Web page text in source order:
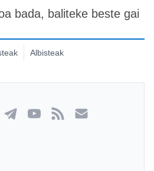
bada, baliteke beste gai
Albisteak